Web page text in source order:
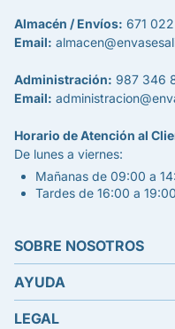
Almacén / Envíos: 671 022
Email:
Administración: 987 346
Email:
Horario de Atención al
De lunes a viernes:
Mañanas de 09:00 a
Tardes de 16:00 a 19:00
SOBRE NOSOTROS
AYUDA
LEGAL